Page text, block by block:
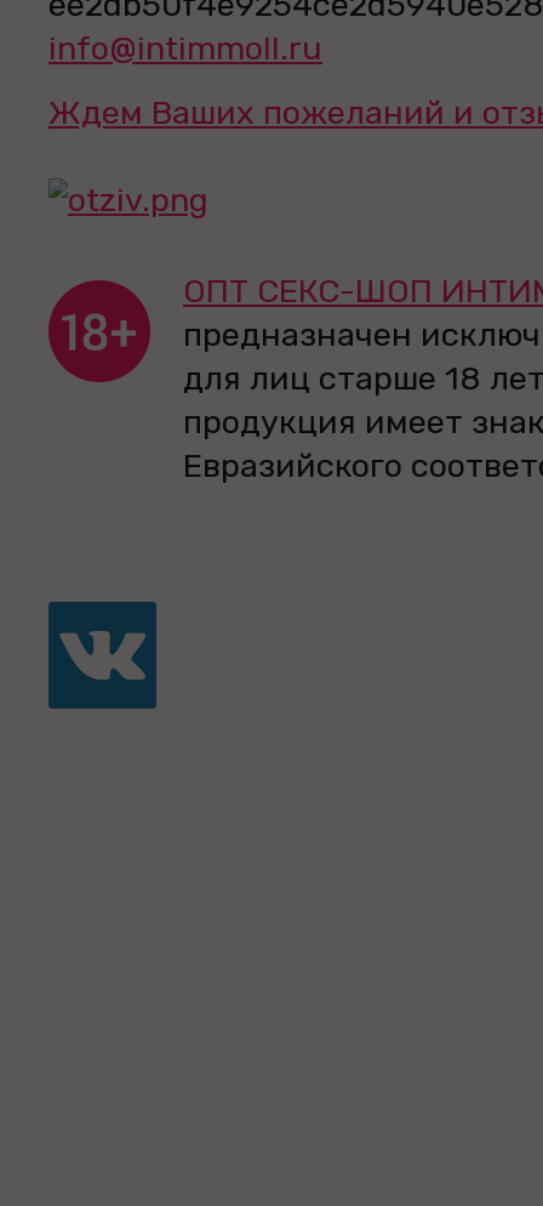
info@intimmoll.ru
Ждем Ваших пожеланий и
ОПТ СЕКС-ШОП
предназначен
для лиц старше 18
продукция имеет
Евразийского